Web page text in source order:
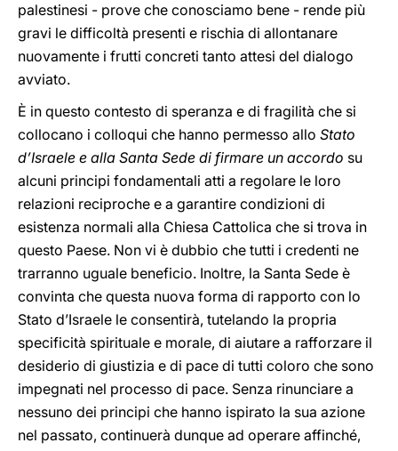
palestinesi - prove che conosciamo bene - rende più
gravi le difficoltà presenti e rischia di allontanare
nuovamente i frutti concreti tanto attesi del dialogo
avviato.
È in questo contesto di speranza e di fragilità che si
collocano i colloqui che hanno permesso allo Stato
d’Israele e alla Santa Sede di firmare un accordo su
alcuni principi fondamentali atti a regolare le loro
relazioni reciproche e a garantire condizioni di
esistenza normali alla Chiesa Cattolica che si trova in
questo Paese. Non vi è dubbio che tutti i credenti ne
trarranno uguale beneficio. Inoltre, la Santa Sede è
convinta che questa nuova forma di rapporto con lo
Stato d’Israele le consentirà, tutelando la propria
specificità spirituale e morale, di aiutare a rafforzare il
desiderio di giustizia e di pace di tutti coloro che sono
impegnati nel processo di pace. Senza rinunciare a
nessuno dei principi che hanno ispirato la sua azione
nel passato, continuerà dunque ad operare affinché,